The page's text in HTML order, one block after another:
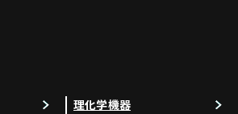
理化学機器